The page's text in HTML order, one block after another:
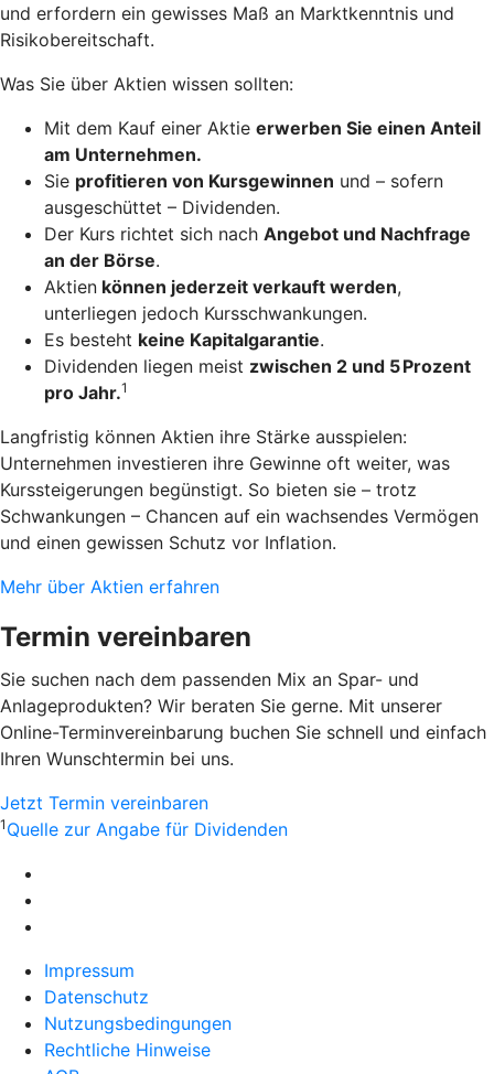
und erfordern ein gewisses Maß an Marktkenntnis und
Risikobereitschaft.
Was Sie über Aktien wissen sollten:
Mit dem Kauf einer Aktie erwerben Sie einen Anteil
am Unternehmen.
Sie profitieren von Kursgewinnen und – sofern
ausgeschüttet – Dividenden.
Der Kurs richtet sich nach Angebot und Nachfrage
an der Börse.
Aktien können jederzeit verkauft werden,
unterliegen jedoch Kursschwankungen.
Es besteht keine Kapitalgarantie.
Dividenden liegen meist zwischen 2 und 5 Prozent
pro Jahr.1
Langfristig können Aktien ihre Stärke ausspielen:
Unternehmen investieren ihre Gewinne oft weiter, was
Kurssteigerungen begünstigt. So bieten sie – trotz
Schwankungen – Chancen auf ein wachsendes Vermögen
und einen gewissen Schutz vor Inflation.
Mehr über Aktien erfahren
Termin vereinbaren
Sie suchen nach dem passenden Mix an Spar- und
Anlageprodukten? Wir beraten Sie gerne. Mit unserer
Online-Terminvereinbarung buchen Sie schnell und einfach
Ihren Wunschtermin bei uns.
Jetzt Termin vereinbaren
1 Quelle zur Angabe für Dividenden
Impressum
Datenschutz
Nutzungsbedingungen
Rechtliche Hinweise